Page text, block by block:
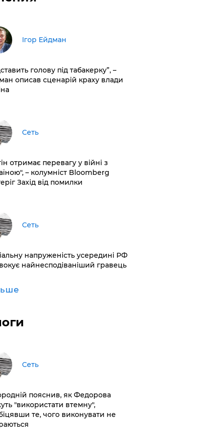
Ігор Ейдман
голову під табакерку”, –
описав сценарій краху влади
Сеть
отримає перевагу у війні з
– колумніст Bloomberg
Захід від помилки
Сеть
напруженість усередині РФ
найнесподіваніший гравець
Сеть
пояснив, як Федорова
"використати втемну",
те, чого виконувати не